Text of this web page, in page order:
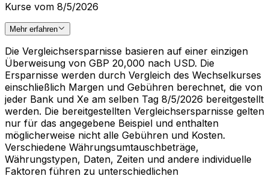
Kurse vom 8/5/2026
Mehr erfahren
Die Vergleichsersparnisse basieren auf einer einzigen
Überweisung von GBP 20,000 nach USD. Die
Ersparnisse werden durch Vergleich des Wechselkurses
einschließlich Margen und Gebühren berechnet, die von
jeder Bank und Xe am selben Tag 8/5/2026 bereitgestellt
werden. Die bereitgestellten Vergleichsersparnisse gelten
nur für das angegebene Beispiel und enthalten
möglicherweise nicht alle Gebühren und Kosten.
Verschiedene Währungsumtauschbeträge,
Währungstypen, Daten, Zeiten und andere individuelle
Faktoren führen zu unterschiedlichen